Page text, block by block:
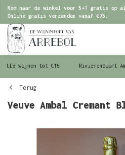
Kom naar de winkel voor 5+1 gratis op
Online gratis verzenden vanaf €75.
wijnen tot €15 Rivierenbuurt
Terug
Veuve Ambal Cremant